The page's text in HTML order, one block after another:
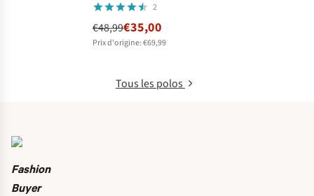
2
€48,99€35,00
Prix d'origine: €69,99
Tous les polos
Fashion
Buyer